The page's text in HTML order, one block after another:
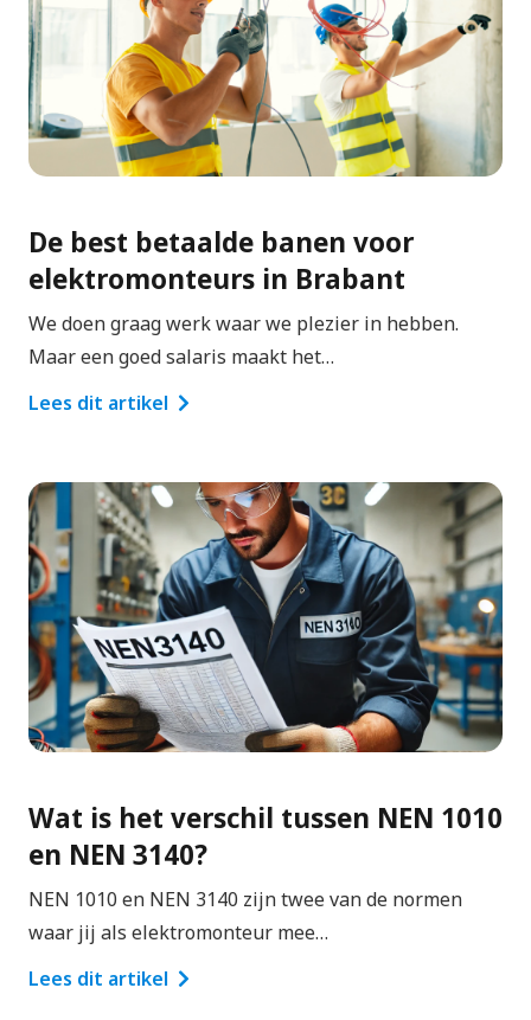
De best betaalde banen voor
elektromonteurs in Brabant
We doen graag werk waar we plezier in hebben.
Maar een goed salaris maakt het…
Lees dit artikel
Wat is het verschil tussen NEN 1010
en NEN 3140?
NEN 1010 en NEN 3140 zijn twee van de normen
waar jij als elektromonteur mee…
Lees dit artikel